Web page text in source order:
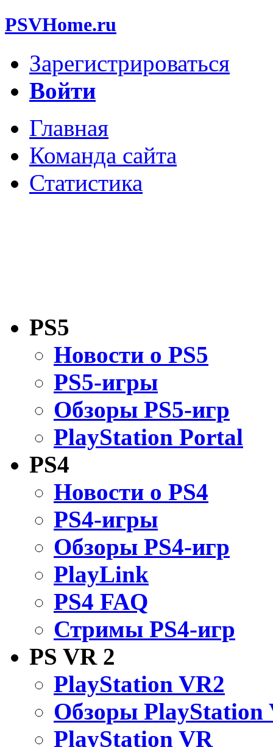
PSVHome.ru
Зарегистрироваться
Войти
Главная
Команда сайта
Статистика
PS5
Новости о PS5
PS5-игры
Обзоры PS5-игр
PlayStation Portal
PS4
Новости о PS4
PS4-игры
Обзоры PS4-игр
PlayLink
PS4 FAQ
Стримы PS4-игр
PS VR 2
PlayStation VR2
Обзоры PlayStation
PlayStation VR